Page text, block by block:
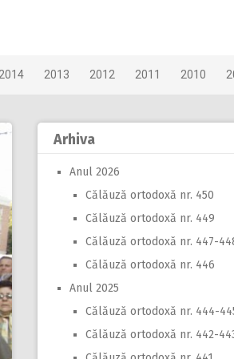
2013 2012 2011 2010
Arhiva
Anul 2026
Călăuză ortodoxă nr. 450
Călăuză ortodoxă nr. 449
Călăuză ortodoxă nr. 447-
Călăuză ortodoxă nr. 446
Anul 2025
Călăuză ortodoxă nr. 444-
Călăuză ortodoxă nr. 442-